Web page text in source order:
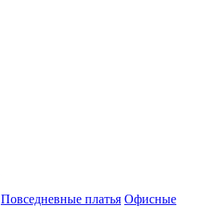
Повседневные платья Офисные